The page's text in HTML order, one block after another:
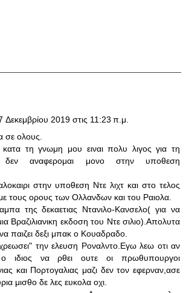
Δεκεμβρίου 2019 στις 11:23 π.μ.
σε ολους.
κατα τη γνωμη μου ειναι πολυ λιγος για τη
δεν αναφερομαι μονο στην υποθεση
στην υποθεση Ντε λιχτ και στο τελος
τους ορους των Ολλανδων και του Ραιολα.
της δεκαετιας Ντανιλο-Κανσελο( για να
Βραζιλιανικη εκδοση του Ντε σιλιο).Απολυτα
παιζει δεξι μπακ ο Κουαδραδο.
την ελευση Ροναλντο.Εγω λεω οτι αν
ιδιος να ρθει ουτε οι πρωθυπουργοι
και Πορτογαλιας μαζι δεν τον εφερναν,ασε
μισθο δε λες ευκολα οχι.